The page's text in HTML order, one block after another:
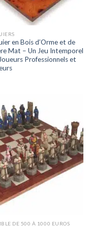
en Bois d’Orme et de
Mat – Un Jeu Intemporel
Professionnels et
DE 500 À 1000 EUROS